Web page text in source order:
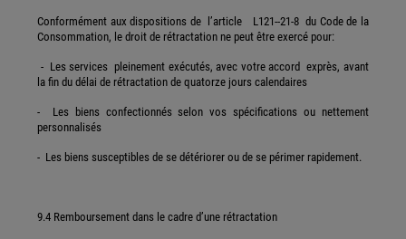
Conformément aux dispositions de l’article L121--21-8 du Code de la
Consommation, le droit de rétractation ne peut être exercé pour:
- Les services pleinement exécutés, avec votre accord exprès, avant
la fin du délai de rétractation de quatorze jours calendaires
- Les biens confectionnés selon vos spécifications ou nettement
personnalisés
- Les biens susceptibles de se détériorer ou de se périmer rapidement.
9.4 Remboursement dans le cadre d’une rétractation